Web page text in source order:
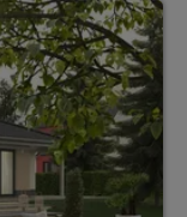
alles auf einer